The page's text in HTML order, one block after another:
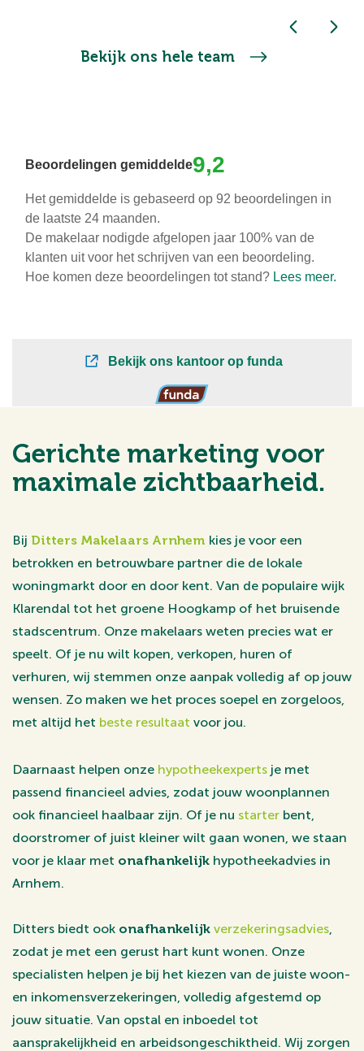
Bekijk ons hele team
Gerichte marketing voor
maximale zichtbaarheid.
Bij Ditters Makelaars Arnhem kies je voor een
betrokken en betrouwbare partner die de lokale
woningmarkt door en door kent. Van de populaire wijk
Klarendal tot het groene Hoogkamp of het bruisende
stadscentrum. Onze makelaars weten precies wat er
speelt. Of je nu wilt kopen, verkopen, huren of
verhuren, wij stemmen onze aanpak volledig af op jouw
wensen. Zo maken we het proces soepel en zorgeloos,
met altijd het beste resultaat voor jou.
Daarnaast helpen onze hypotheekexperts je met
passend financieel advies, zodat jouw woonplannen
ook financieel haalbaar zijn. Of je nu starter bent,
doorstromer of juist kleiner wilt gaan wonen, we staan
voor je klaar met onafhankelijk hypotheekadvies in
Arnhem.
Ditters biedt ook onafhankelijk verzekeringsadvies
zodat je met een gerust hart kunt wonen. Onze
specialisten helpen je bij het kiezen van de juiste woon-
en inkomensverzekeringen, volledig afgestemd op
jouw situatie. Van opstal en inboedel tot
aansprakelijkheid en arbeidsongeschiktheid. Wij zorgen